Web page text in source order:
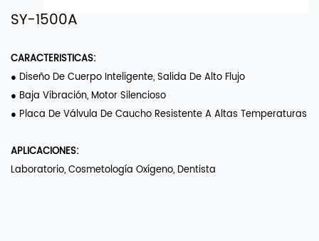
SY-1500A
CARACTERISTICAS:
● Diseño De Cuerpo Inteligente, Salida De Alto Flujo
● Baja Vibración, Motor Silencioso
● Placa De Válvula De Caucho Resistente A Altas Temperaturas
APLICACIONES:
Laboratorio, Cosmetología Oxígeno, Dentista